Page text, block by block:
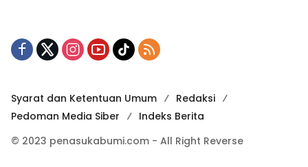
Syarat dan Ketentuan Umum
Redaksi
Pedoman Media Siber
Indeks Berita
© 2023 penasukabumi.com - All Right Reverse